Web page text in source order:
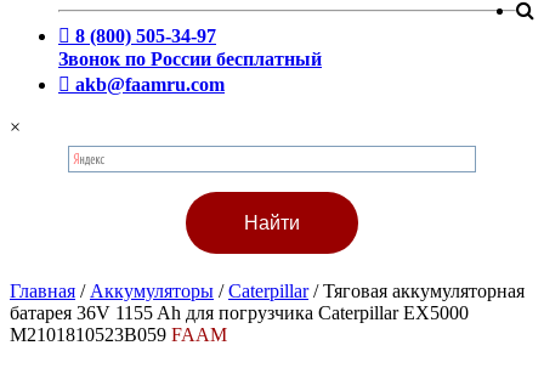
8 (800) 505-34-97
Звонок по России бесплатный
akb@faamru.com
×
Главная / Аккумуляторы /Caterpillar/Тяговая аккумуляторная
батарея 36V 1155 Ah для погрузчика Caterpillar EX5000
M2101810523B059 FAAM